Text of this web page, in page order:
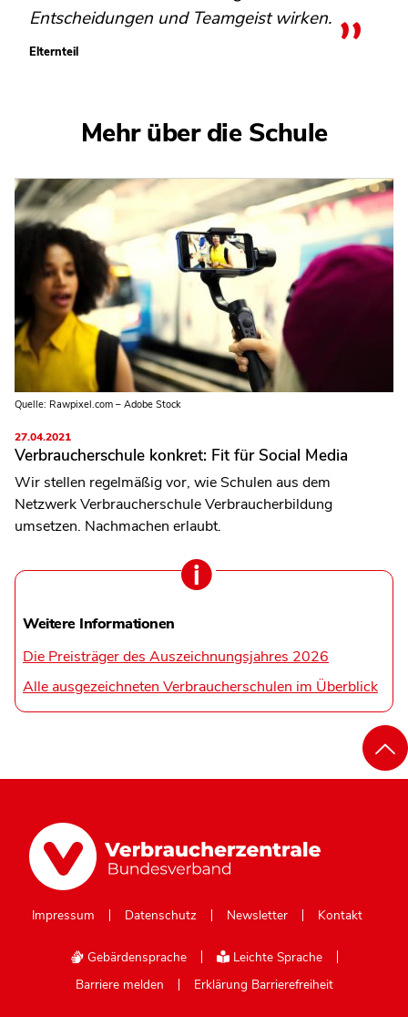
Entscheidungen und Teamgeist wirken.
Elternteil
Mehr über die Schule
Quelle: Rawpixel.com – Adobe Stock
27.04.2021
Verbraucherschule konkret: Fit für Social Media
Wir stellen regelmäßig vor, wie Schulen aus dem
Netzwerk Verbraucherschule Verbraucherbildung
umsetzen. Nachmachen erlaubt.
Weitere Informationen
Die Preisträger des Auszeichnungsjahres 2026
Alle ausgezeichneten Verbraucherschulen im Überblick
Impressum Datenschutz Newsletter Kontakt
Gebärdensprache
Leichte Sprache
Barriere melden
Erklärung Barrierefreiheit